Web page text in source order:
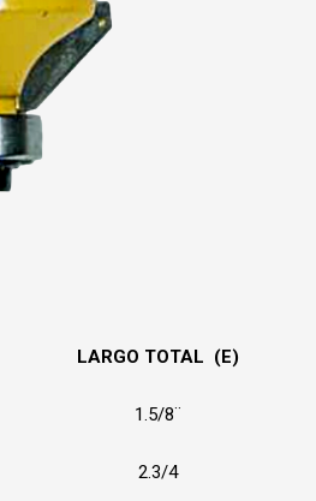
LARGO TOTAL (E)
1.5/8¨
2.3/4